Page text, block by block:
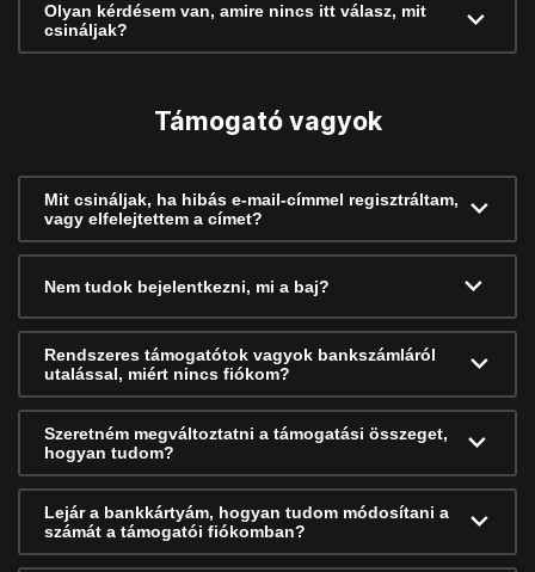
Olyan kérdésem van, amire nincs itt válasz, mit
csináljak?
Támogató vagyok
Mit csináljak, ha hibás e-mail-címmel regisztráltam,
vagy elfelejtettem a címet?
Nem tudok bejelentkezni, mi a baj?
Rendszeres támogatótok vagyok bankszámláról
utalással, miért nincs fiókom?
Szeretném megváltoztatni a támogatási összeget,
hogyan tudom?
Lejár a bankkártyám, hogyan tudom módosítani a
számát a támogatói fiókomban?